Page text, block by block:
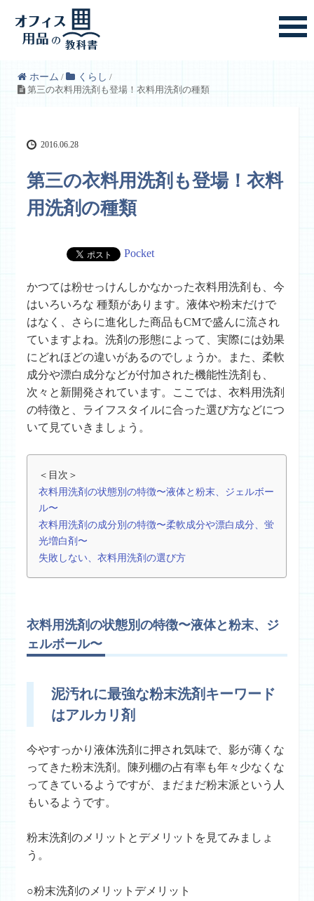
ホーム / くらし /
第三の衣料用洗剤も登場！衣料用洗剤の種類
2016.06.28
第三の衣料用洗剤も登場！衣料
用洗剤の種類
Pocket
かつては粉せっけんしかなかった衣料用洗剤も、今
はいろいろな 種類があります。液体や粉末だけで
はなく、さらに進化した商品もCMで盛んに流され
ていますよね。洗剤の形態によって、実際には効果
にどれほどの違いがあるのでしょうか。また、柔軟
成分や漂白成分などが付加された機能性洗剤も、
次々と新開発されています。ここでは、衣料用洗剤
の特徴と、ライフスタイルに合った選び方などにつ
いて見ていきましょう。
＜目次＞
衣料用洗剤の状態別の特徴〜液体と粉末、ジェルボー
ル〜
衣料用洗剤の成分別の特徴〜柔軟成分や漂白成分、蛍
光増白剤〜
失敗しない、衣料用洗剤の選び方
衣料用洗剤の状態別の特徴〜液体と粉末、ジ
ェルボール〜
泥汚れに最強な粉末洗剤キーワード
はアルカリ剤
今やすっかり液体洗剤に押され気味で、影が薄くな
ってきた粉末洗剤。陳列棚の占有率も年々少なくな
ってきているようですが、まだまだ粉末派という人
もいるようです。
粉末洗剤のメリットとデメリットを見てみましょ
う。
○粉末洗剤のメリットデメリット